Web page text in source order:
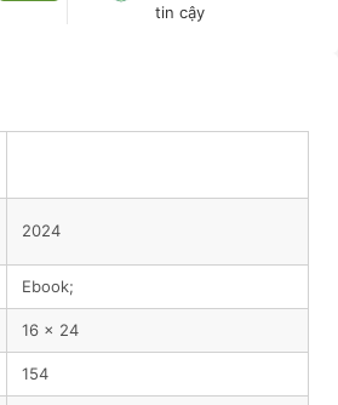
tin cậy
2024
Ebook;
16 x 24
154